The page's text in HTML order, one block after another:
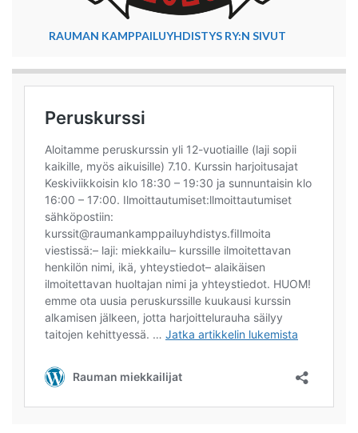
RAUMAN KAMPPAILUYHDISTYS RY:N SIVUT